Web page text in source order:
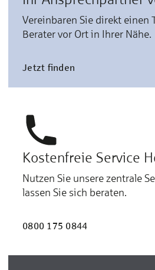
Vereinbaren Sie direkt einen
Berater vor Ort in Ihrer Nähe.
Jetzt finden
Kostenfreie Service
Nutzen Sie unsere zentrale
lassen Sie sich beraten.
0800 175 0844